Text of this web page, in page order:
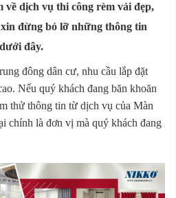
về dịch vụ thi công rèm vải đẹp,
đừng bỏ lỡ những thông tin
đây.
đông dân cư, nhu cầu lắp đặt
Nếu quý khách đang băn khoăn
thử thông tin từ dịch vụ của Màn
chính là đơn vị mà quý khách đang